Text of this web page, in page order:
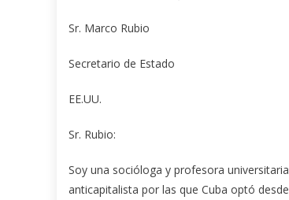
Sr. Marco Rubio
Secretario de Estado
EE.UU.
Sr. Rubio:
Soy una socióloga y profesora
anticapitalista por las que Cuba optó